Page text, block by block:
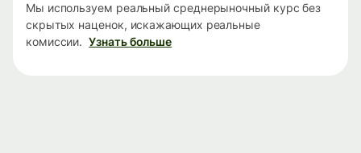
Мы используем реальный среднерыночный курс без
скрытых наценок, искажающих реальные
комиссии. Узнать больше